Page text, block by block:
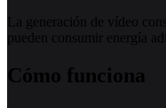
La generación de vídeo
pueden consumir energía
Cómo funciona